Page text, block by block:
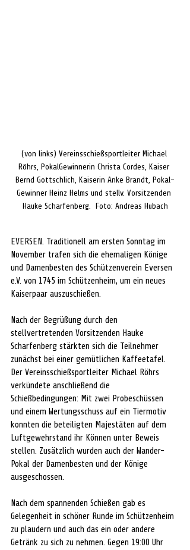
(von links) Vereinsschießsportleiter Michael
Röhrs, PokalGewinnerin Christa Cordes, Kaiser
Bernd Gottschlich, Kaiserin Anke Brandt, Pokal-
Gewinner Heinz Helms und stellv. Vorsitzenden
Hauke Scharfenberg.  Foto: Andreas Hubach
EVERSEN. Traditionell am ersten Sonntag im
November trafen sich die ehemaligen Könige
und Damenbesten des Schützenverein Eversen
e.V. von 1745 im Schützenheim, um ein neues
Kaiserpaar auszuschießen.
Nach der Begrüßung durch den
stellvertretenden Vorsitzenden Hauke
Scharfenberg stärkten sich die Teilnehmer
zunächst bei einer gemütlichen Kaffeetafel.
Der Vereinsschießsportleiter Michael Röhrs
verkündete anschließend die
Schießbedingungen: Mit zwei Probeschüssen
und einem Wertungsschuss auf ein Tiermotiv
konnten die beteiligten Majestäten auf dem
Luftgewehrstand ihr Können unter Beweis
stellen. Zusätzlich wurden auch der Wander-
Pokal der Damenbesten und der Könige
ausgeschossen.
Nach dem spannenden Schießen gab es
Gelegenheit in schöner Runde im Schützenheim
zu plaudern und auch das ein oder andere
Getränk zu sich zu nehmen. Gegen 19:00 Uhr